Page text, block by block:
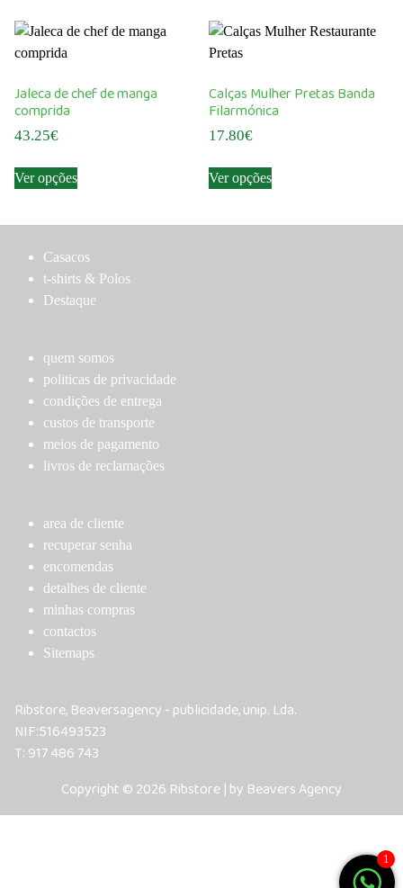
variants.
may
on
the
Jaleca de chef de manga
comprida
43.25€
Ver opçõesproduct
multiple
The
chosen
on
the
product
page
Calças Mulher Pretas Banda
Filarmónica
17.80€
Ver opçõesproduct
multiple
Casacos
t-shirts & Polos
Destaque
quem somos
politicas de privacidade
condições de entrega
custos de transporte
meios de pagamento
livros de reclamações
area de cliente
recuperar senha
encomendas
detalhes de cliente
minhas compras
contactos
Sitemaps
Ribstore, Beaversagency - publicidade, unip. Lda.
NIF:516493523
T: 917 486 743
Copyright © 2026 Ribstore | by Beavers Agency
1